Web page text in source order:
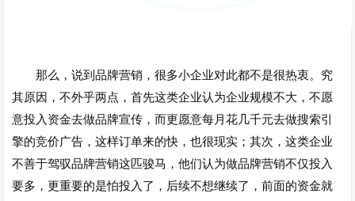
那么，说到品牌营销，很多小企业对此都不是很热衷。究
其原因，不外乎两点，首先这类企业认为企业规模不大，不愿
意投入资金去做品牌宣传，而更愿意每月花几千元去做搜索引
擎的竞价广告，这样订单来的快，也很现实；其次，这类企业
不善于驾驭品牌营销这匹骏马，他们认为做品牌营销不仅投入
要多，更重要的是怕投入了，后续不想继续了，前面的资金就